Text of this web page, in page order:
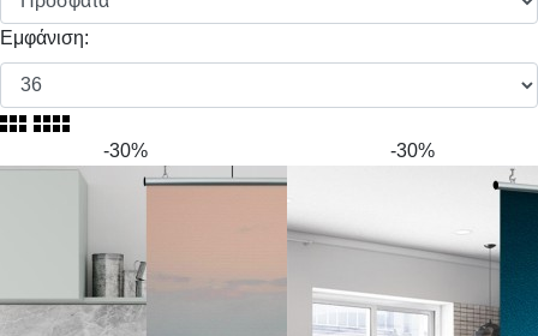
Εμφάνιση:
-30% -30%